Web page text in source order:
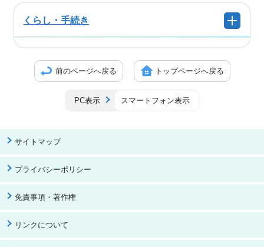
くらし・手続き
前のページへ戻る トップページへ戻る
PC表示 スマートフォン表示
サイトマップ
プライバシーポリシー
免責事項・著作権
リンクについて